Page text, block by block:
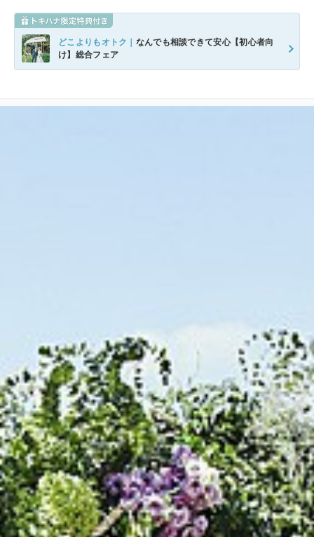
どこよりもオトク｜ なんでも相談できて安心【初心者向
け】総合フェア